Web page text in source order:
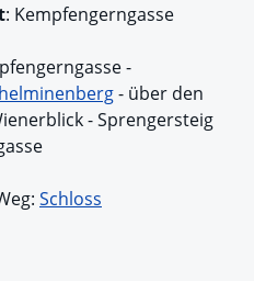
: Kempfengerngasse
-
- über den
- Sprengersteig
Schloss